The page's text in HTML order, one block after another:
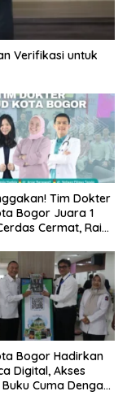
Verifikasi untuk
Tim Dokter
Bogor Juara 1
Cermat, Raih
Bogor Hadirkan
Digital, Akses
Cuma Dengan